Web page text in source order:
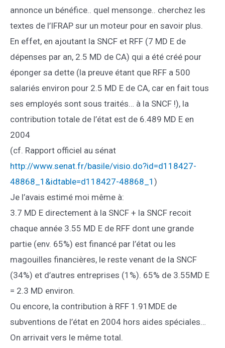
annonce un bénéfice.. quel mensonge.. cherchez les
textes de l’IFRAP sur un moteur pour en savoir plus.
En effet, en ajoutant la SNCF et RFF (7 MD E de
dépenses par an, 2.5 MD de CA) qui a été créé pour
éponger sa dette (la preuve étant que RFF a 500
salariés environ pour 2.5 MD E de CA, car en fait tous
ses employés sont sous traités… à la SNCF !), la
contribution totale de l’état est de 6.489 MD E en
2004
(cf. Rapport officiel au sénat
http://www.senat.fr/basile/visio.do?id=d118427-
48868_1&idtable=d118427-48868_1 )
Je l’avais estimé moi même à:
3.7 MD E directement à la SNCF + la SNCF recoit
chaque année 3.55 MD E de RFF dont une grande
partie (env. 65%) est financé par l’état ou les
magouilles financières, le reste venant de la SNCF
(34%) et d’autres entreprises (1%). 65% de 3.55MD E
= 2.3 MD environ.
Ou encore, la contribution à RFF 1.91MDE de
subventions de l’état en 2004 hors aides spéciales…
On arrivait vers le même total.